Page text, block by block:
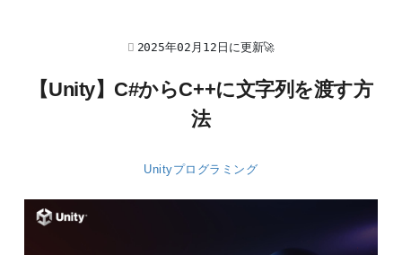
2025年02月12日に更新🚀
【Unity】C#からC++に文字列を渡す方
法
Unityプログラミング